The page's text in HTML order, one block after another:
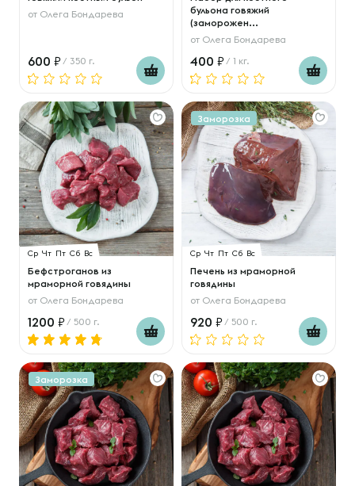
от Олега Бондарева
600 / 350 г.
бульона говяжий
(заморожен...
от Олега Бондарева
400 / 1 кг.
Ср Чт Пт Сб Вс
Бефстроганов из
мраморной говядины
от Олега Бондарева
1200 / 500 г.
Заморозка
Ср Чт Пт Сб Вс
Печень из мраморной
говядины
от Олега Бондарева
920 / 500 г.
Заморозка